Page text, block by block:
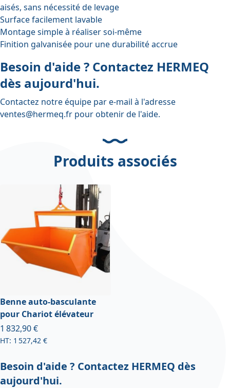
aisés, sans nécessité de levage
Surface facilement lavable
Montage simple à réaliser soi-même
Finition galvanisée pour une durabilité accrue
Besoin d'aide ? Contactez HERMEQ
dès aujourd'hui.
Contactez notre équipe par e-mail à l'adresse
ventes@hermeq.fr pour obtenir de l'aide.
Produits associés
Benne auto-basculante
pour Chariot élévateur
À partir de
1 832,90 €
1 527,42 €
Besoin d'aide ? Contactez HERMEQ dès
aujourd'hui.